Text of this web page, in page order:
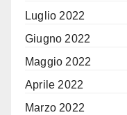
Luglio 2022
Giugno 2022
Maggio 2022
Aprile 2022
Marzo 2022